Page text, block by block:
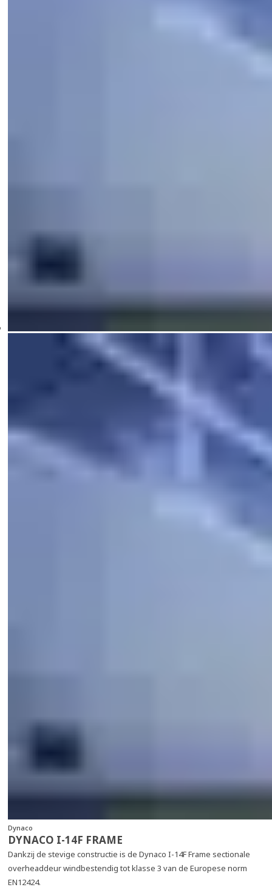
Dynaco
DYNACO I-14F FRAME
Dankzij de stevige constructie is de Dynaco I-14F Frame sectionale
overheaddeur windbestendig tot klasse 3 van de Europese norm
EN12424.